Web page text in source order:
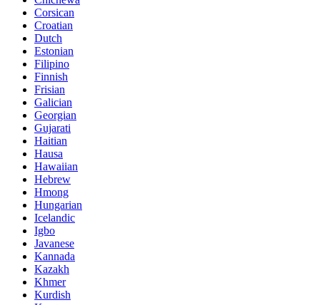
Corsican
Croatian
Dutch
Estonian
Filipino
Finnish
Frisian
Galician
Georgian
Gujarati
Haitian
Hausa
Hawaiian
Hebrew
Hmong
Hungarian
Icelandic
Igbo
Javanese
Kannada
Kazakh
Khmer
Kurdish